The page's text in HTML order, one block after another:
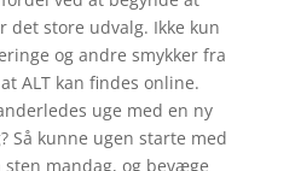
det store udvalg. Ikke kun
og andre smykker fra
ALT kan findes online.
uge med en ny
Så kunne ugen starte med
mandag, og bevæge